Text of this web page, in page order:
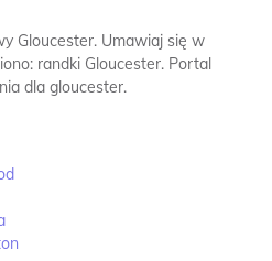
Gloucester. Umawiaj się w
randki Gloucester. Portal
dla gloucester.